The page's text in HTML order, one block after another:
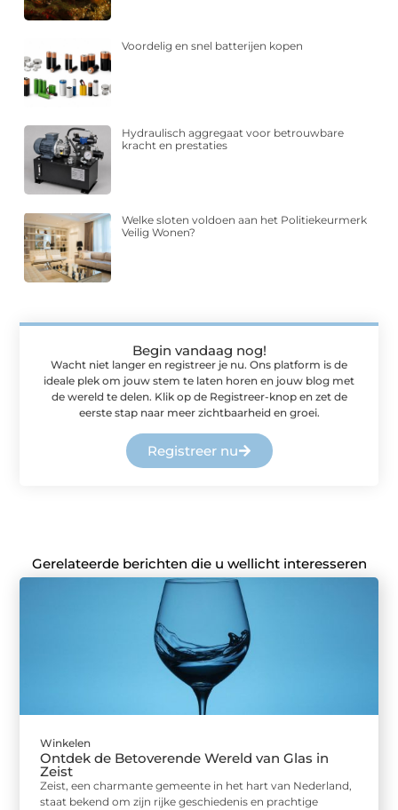
Voordelig en snel batterijen kopen
Hydraulisch aggregaat voor betrouwbare
kracht en prestaties
Welke sloten voldoen aan het Politiekeurmerk
Veilig Wonen?
Begin vandaag nog!
Wacht niet langer en registreer je nu. Ons platform is de
ideale plek om jouw stem te laten horen en jouw blog met
de wereld te delen. Klik op de Registreer-knop en zet de
eerste stap naar meer zichtbaarheid en groei.
Registreer nu
Gerelateerde berichten die u wellicht interesseren
Winkelen
Ontdek de Betoverende Wereld van Glas in
Zeist
Zeist, een charmante gemeente in het hart van Nederland,
staat bekend om zijn rijke geschiedenis en prachtige